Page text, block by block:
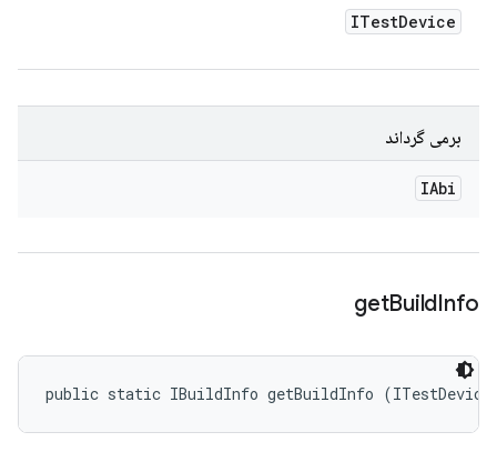
ITestDevice
برمی گرداند
IAbi
getBuildInfo
public static IBuildInfo getBuildInfo (ITestDevice